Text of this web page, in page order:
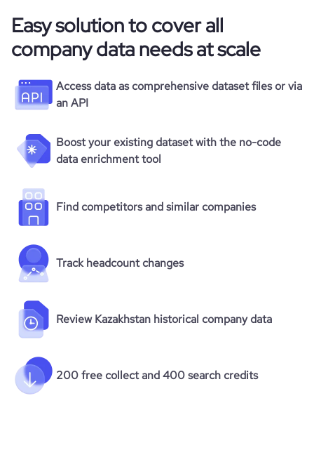
Easy solution to cover all
company data needs at scale
Access data as comprehensive dataset files or via
an API
Boost your existing dataset with the no-code
data enrichment tool
Find competitors and similar companies
Track headcount changes
Review Kazakhstan historical company data
200 free collect and 400 search credits